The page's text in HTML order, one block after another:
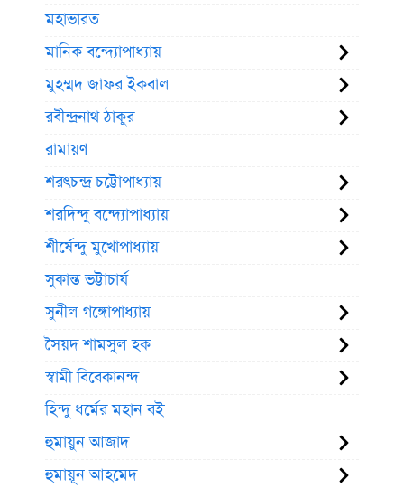
মহাভারত
মানিক বন্দ্যোপাধ্যায়
মুহম্মদ জাফর ইকবাল
রবীন্দ্রনাথ ঠাকুর
রামায়ণ
শরৎচন্দ্র চট্টোপাধ্যায়
শরদিন্দু বন্দ্যোপাধ্যায়
শীর্ষেন্দু মুখোপাধ্যায়
সুকান্ত ভট্টাচার্য
সুনীল গঙ্গোপাধ্যায়
সৈয়দ শামসুল হক
স্বামী বিবেকানন্দ
হিন্দু ধর্মের মহান বই
হুমায়ুন আজাদ
হুমায়ূন আহমেদ